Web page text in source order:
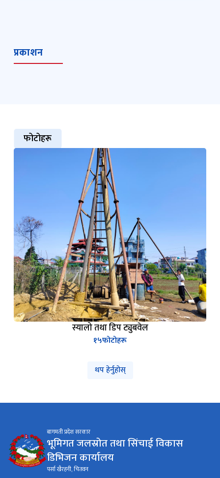
प्रकाशन
फोटोहरू
स्यालो तथा डिप ट्युबवेल
१५फोटोहरू
थप हेर्नुहोस्
बागमती प्रदेश सरकार
भूमिगत जलस्रोत तथा सिंचाई विकास
डिभिजन कार्यालय
पर्सा खैरहनी, चितवन